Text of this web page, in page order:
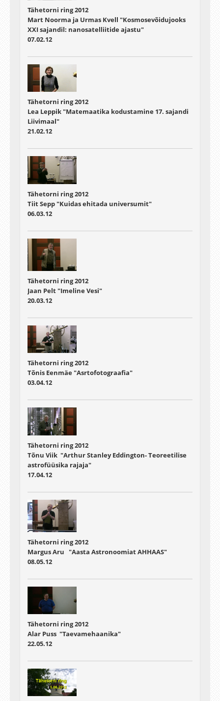
Tähetorni ring 2012
Mart Noorma ja Urmas Kvell "Kosmosevõidujooks
XXI sajandil: nanosatelliitide ajastu"
07.02.12
Tähetorni ring 2012
Lea Leppik "Matemaatika kodustamine 17. sajandi
Liivimaal"
21.02.12
Tähetorni ring 2012
Tiit Sepp "Kuidas ehitada universumit"
06.03.12
Tähetorni ring 2012
Jaan Pelt "Imeline Vesi"
20.03.12
Tähetorni ring 2012
Tõnis Eenmäe "Asrtofotograafia"
03.04.12
Tähetorni ring 2012
Tõnu Viik "Arthur Stanley Eddington- Teoreetilise
astrofüüsika rajaja"
17.04.12
Tähetorni ring 2012
Margus Aru "Aasta Astronoomiat AHHAAS"
08.05.12
Tähetorni ring 2012
Alar Puss "Taevamehaanika"
22.05.12